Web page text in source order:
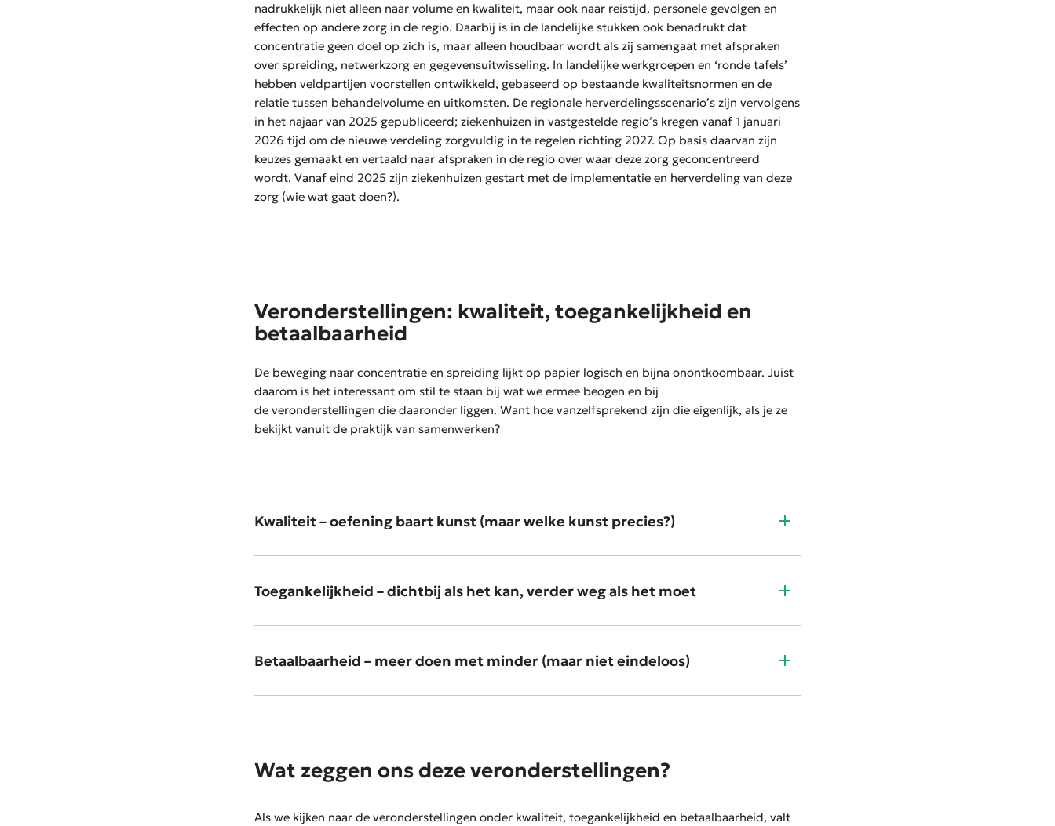
nadrukkelijk niet alleen naar volume en kwaliteit, maar ook naar reistijd, personele gevolgen en
effecten op andere zorg in de regio. Daarbij is in de landelijke stukken ook benadrukt dat
concentratie geen doel op zich is, maar alleen houdbaar wordt als zij samengaat met afspraken
over spreiding, netwerkzorg en gegevensuitwisseling. In landelijke werkgroepen en ‘ronde tafels’
hebben veldpartijen voorstellen ontwikkeld, gebaseerd op bestaande kwaliteitsnormen en de
relatie tussen behandelvolume en uitkomsten. De regionale herverdelingsscenario’s zijn vervolgens
in het najaar van 2025 gepubliceerd; ziekenhuizen in vastgestelde regio’s kregen vanaf 1 januari
2026 tijd om de nieuwe verdeling zorgvuldig in te regelen richting 2027. Op basis daarvan zijn
keuzes gemaakt en vertaald naar afspraken in de regio over waar deze zorg geconcentreerd
wordt. Vanaf eind 2025 zijn ziekenhuizen gestart met de implementatie en herverdeling van deze
zorg (wie wat gaat doen?).
Veronderstellingen: kwaliteit, toegankelijkheid en
betaalbaarheid
De beweging naar concentratie en spreiding lijkt op papier logisch en bijna onontkoombaar. Juist
daarom is het interessant om stil te staan bij wat we ermee beogen en bij
de veronderstellingen die daaronder liggen. Want hoe vanzelfsprekend zijn die eigenlijk, als je ze
bekijkt vanuit de praktijk van samenwerken?
Kwaliteit – oefening baart kunst (maar welke kunst precies?)
Toegankelijkheid – dichtbij als het kan, verder weg als het moet
Betaalbaarheid – meer doen met minder (maar niet eindeloos)
Wat zeggen ons deze veronderstellingen?
Als we kijken naar de veronderstellingen onder kwaliteit, toegankelijkheid en betaalbaarheid, valt